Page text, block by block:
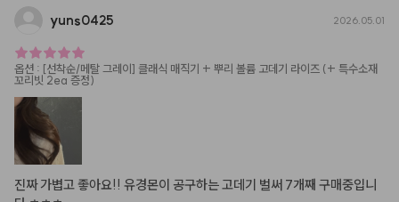
yuns0425 2026.05.01
옵션 : [선착순/메탈 그레이] 클래식 매직기 + 뿌리 볼륨 고데기 라이즈 (+ 특수소재
꼬리빗 2ea 증정)
진짜 가볍고 좋아요!! 유경몬이 공구하는 고데기 벌써 7개째 구매중입니